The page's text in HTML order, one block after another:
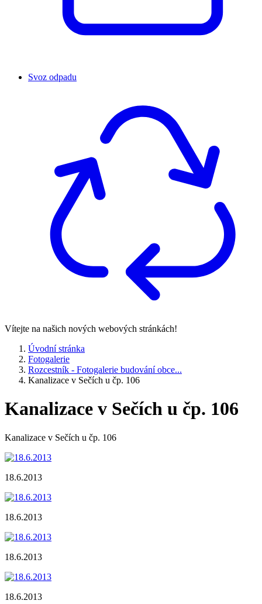
Svoz odpadu
Vítejte na našich nových webových stránkách!
Úvodní stránka
Fotogalerie
Rozcestník - Fotogalerie budování obce...
Kanalizace v Sečích u čp. 106
Kanalizace v Sečích u čp. 106
Kanalizace v Sečích u čp. 106
18.6.2013
18.6.2013
18.6.2013
18.6.2013